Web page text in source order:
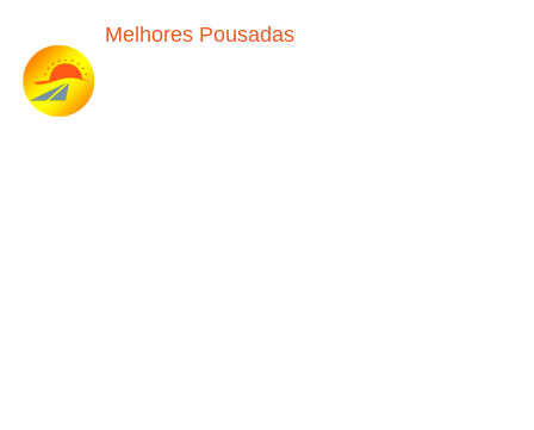
Melhores Pousadas